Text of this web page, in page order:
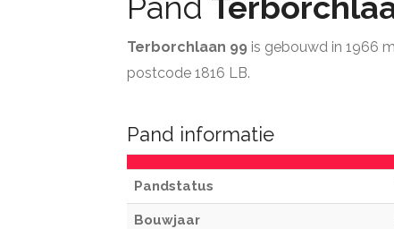
Terborchlaan 99 is gebouwd in 1966
postcode 1816 LB.
Pand informatie
Pandstatus
Bouwjaar